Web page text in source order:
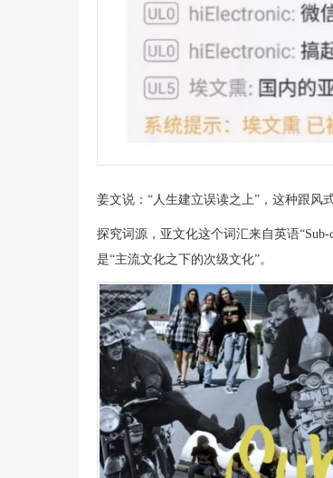
姜文说：“人生建立误读之上”，这种跟风
探究词源，亚文化这个词汇来自英语“Sub-
是“主流文化之下的次级文化”。